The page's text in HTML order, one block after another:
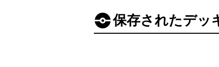
保存されたデッ